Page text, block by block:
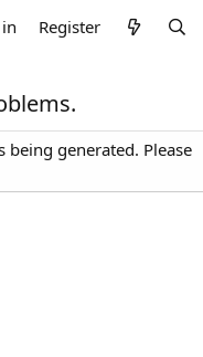
Register
generated. Please